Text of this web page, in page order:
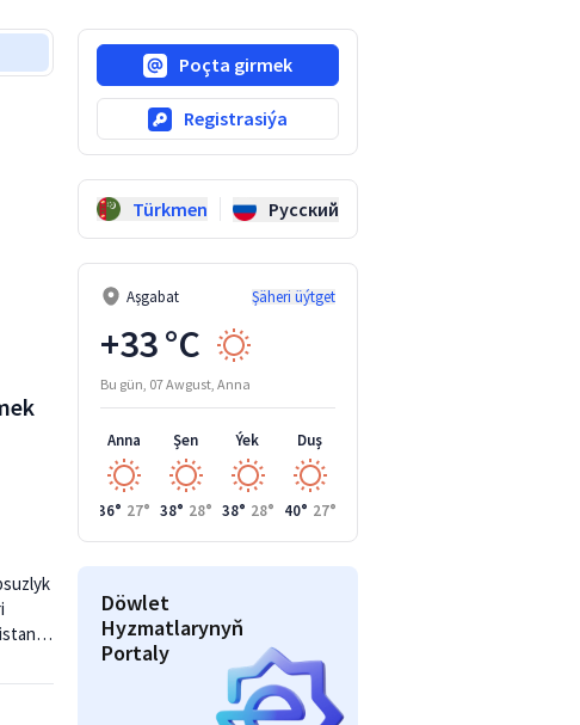
Poçta girmek
Registrasiýa
Türkmen Русский
Aşgabat Şäheri üýtget
+33 °C
Bu gün, 07 Awgust, Anna
Anna
36° 27°
Şen
38° 28°
Ýek
38° 28°
Duş
40° 27°
Döwlet
Hyzmatlarynyň
Portaly